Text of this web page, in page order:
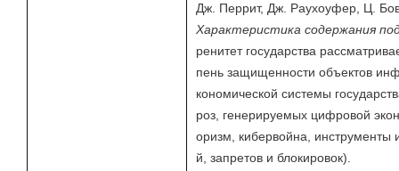
Дж. Перрит, Дж. Раухоуфер, Ц.
Характеристика содержания
ренитет государства
пень защищенности объектов
кономической системы
роз, генерируемых цифровой
оризм, кибервойна, инструменты
й, запретов и блокировок).